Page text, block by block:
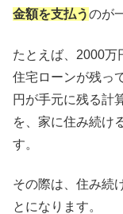
金額を支払うのが
たとえば、2000万
住宅ローンが残っ
円が手元に残る計
を、家に住み続け
す。
その際は、住み続
とになります。